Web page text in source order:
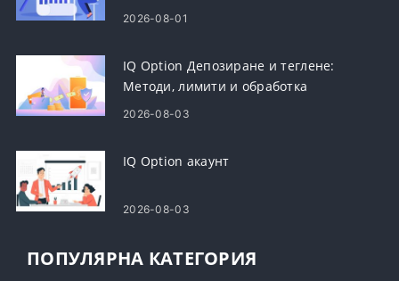
2026-08-01
IQ Option Депозиране и теглене:
Методи, лимити и обработка
2026-08-03
IQ Option акаунт
2026-08-03
ПОПУЛЯРНА КАТЕГОРИЯ